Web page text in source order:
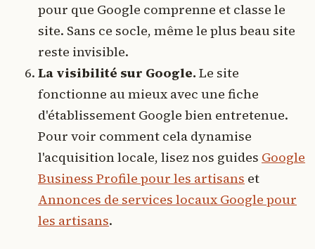
pour que Google comprenne et classe le
site. Sans ce socle, même le plus beau site
reste invisible.
La visibilité sur Google. Le site
fonctionne au mieux avec une fiche
d'établissement Google bien entretenue.
Pour voir comment cela dynamise
l'acquisition locale, lisez nos guides Google
Business Profile pour les artisans et
Annonces de services locaux Google pour
les artisans.